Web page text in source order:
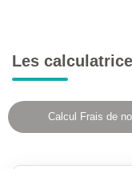
Les
Calcul Frais de